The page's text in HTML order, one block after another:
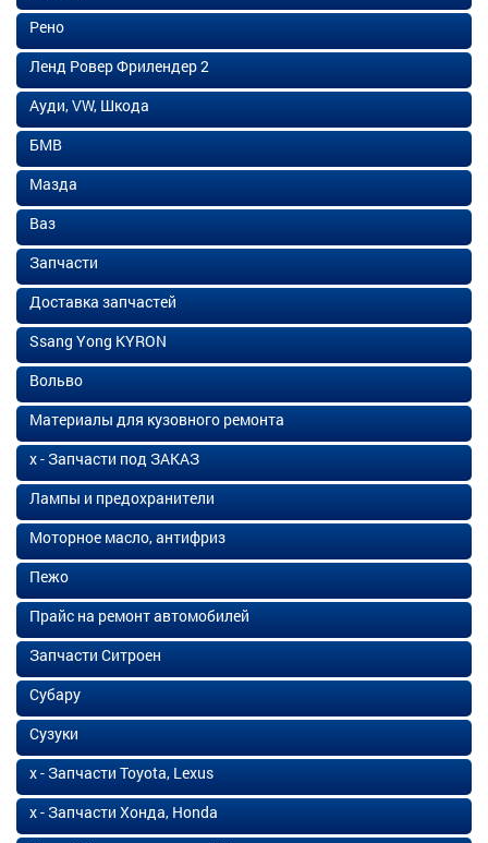
Рено
Ленд Ровер Фрилендер 2
Ауди, VW, Шкода
БМВ
Мазда
Ваз
Запчасти
Доставка запчастей
Ssang Yong KYRON
Вольво
Материалы для кузовного ремонта
х - Запчасти под ЗАКАЗ
Лампы и предохранители
Моторное масло, антифриз
Пежо
Прайс на ремонт автомобилей
Запчасти Ситроен
Субару
Сузуки
х - Запчасти Toyota, Lexus
х - Запчасти Хонда, Honda